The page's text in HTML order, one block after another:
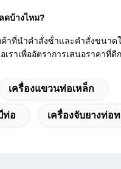
บ้างไหม?
ค้าที่นําคําสั่งซ้ําและคําสั่งขนาด
ราเพื่ออัตราการเสนอราคาที่ดี
เครื่องแขวนท่อเหล็ก
ท่อ เครื่องจับยางท่อ